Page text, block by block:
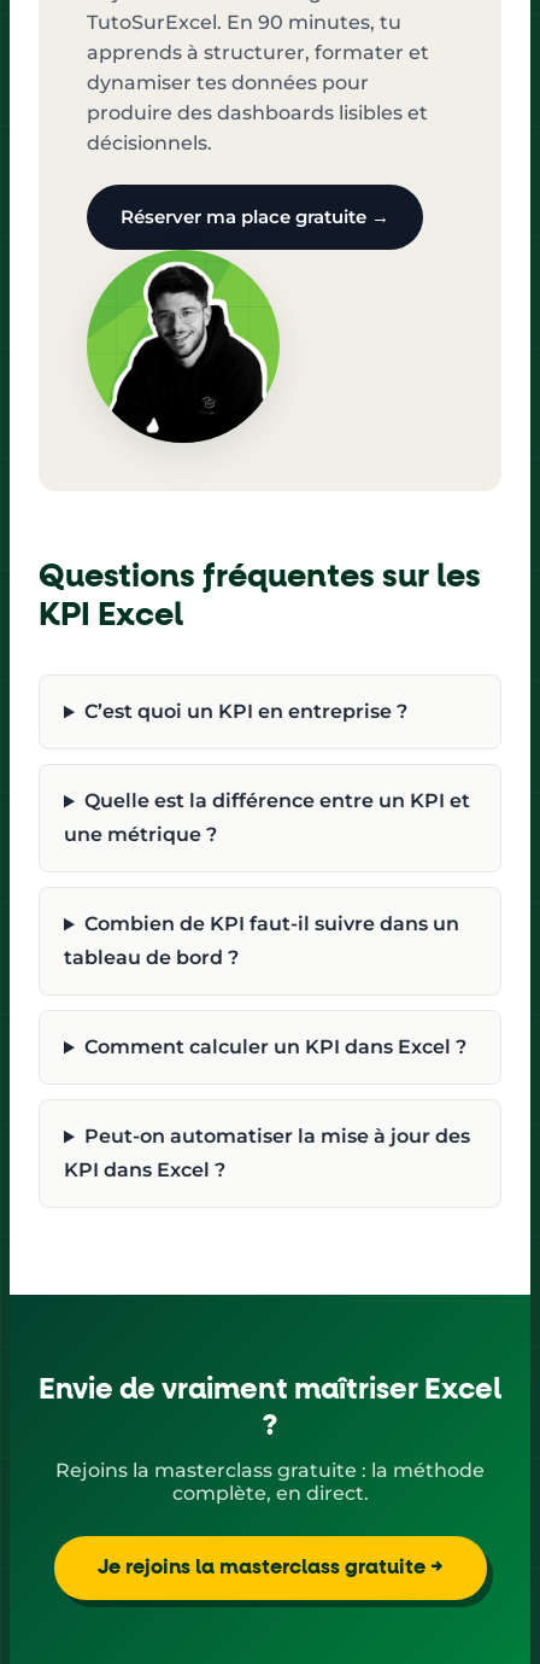
TutoSurExcel. En 90 minutes, tu
apprends à structurer, formater et
dynamiser tes données pour
produire des dashboards lisibles et
décisionnels.
Réserver ma place gratuite →
Questions fréquentes sur les
KPI Excel
C’est quoi un KPI en entreprise ?
Quelle est la différence entre un KPI et
une métrique ?
Combien de KPI faut-il suivre dans un
tableau de bord ?
Comment calculer un KPI dans Excel ?
Peut-on automatiser la mise à jour des
KPI dans Excel ?
Envie de vraiment maîtriser Excel
?
Rejoins la masterclass gratuite : la méthode
complète, en direct.
Je rejoins la masterclass gratuite →